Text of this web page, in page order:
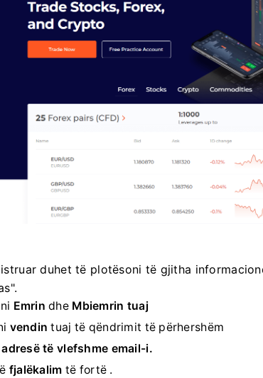
duhet të plotësoni të gjitha
Emrin dhe Mbiemrin tuaj
vendin tuaj të qëndrimit të përhershëm
adresë të vlefshme email-i.
fjalëkalim të fortë .